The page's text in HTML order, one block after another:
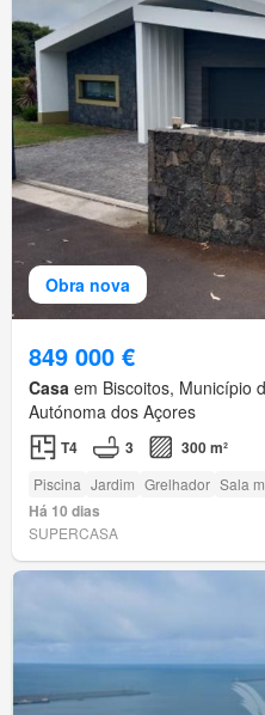
Obra nova
849 000 €
Casa em Biscoitos, Município
Autónoma dos Açores
T4 3 300 m²
Piscina Jardim Grelhador Sala
Há 10 dias
SUPERCASA